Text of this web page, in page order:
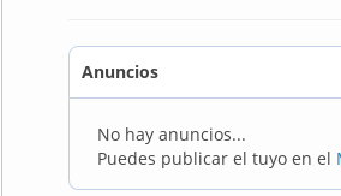
Anuncios
No hay anuncios...
Puedes publicar el tuyo en el